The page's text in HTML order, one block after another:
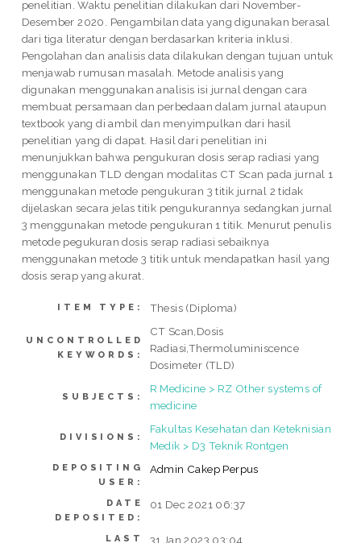
penelitian. Waktu penelitian dilakukan dari November-
Desember 2020. Pengambilan data yang digunakan berasal
dari tiga literatur dengan berdasarkan kriteria inklusi.
Pengolahan dan analisis data dilakukan dengan tujuan untuk
menjawab rumusan masalah. Metode analisis yang
digunakan menggunakan analisis isi jurnal dengan cara
membuat persamaan dan perbedaan dalam jurnal ataupun
textbook yang di ambil dan menyimpulkan dari hasil
penelitian yang di dapat. Hasil dari penelitian ini
menunjukkan bahwa pengukuran dosis serap radiasi yang
menggunakan TLD dengan modalitas CT Scan pada jurnal 1
menggunakan metode pengukuran 3 titik jurnal 2 tidak
dijelaskan secara jelas titik pengukurannya sedangkan jurnal
3 menggunakan metode pengukuran 1 titik. Menurut penulis
metode pegukuran dosis serap radiasi sebaiknya
menggunakan metode 3 titik untuk mendapatkan hasil yang
dosis serap yang akurat.
ITEM TYPE: Thesis (Diploma)
UNCONTROLLED
KEYWORDS:
CT Scan,Dosis
Radiasi,Thermoluminiscence
Dosimeter (TLD)
SUBJECTS:
R Medicine > RZ Other systems of
medicine
DIVISIONS:
Fakultas Kesehatan dan Keteknisian
Medik > D3 Teknik Rontgen
DEPOSITING
USER:
Admin Cakep Perpus
DATE
DEPOSITED:
01 Dec 2021 06:37
LAST 31 Jan 2023 03:04